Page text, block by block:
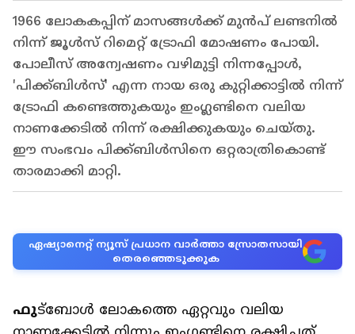
1966 ലോകകപ്പിന് മാസങ്ങൾക്ക് മുൻപ് ലണ്ടനിൽ
നിന്ന് ജൂൾസ് റിമെറ്റ് ട്രോഫി മോഷണം പോയി.
പോലീസ് അന്വേഷണം വഴിമുട്ടി നിന്നപ്പോൾ,
'പിക്ക്ബിൾസ്' എന്ന നായ ഒരു കുറ്റിക്കാട്ടിൽ നിന്ന്
ട്രോഫി കണ്ടെത്തുകയും ഇംഗ്ലണ്ടിനെ വലിയ
നാണക്കേടിൽ നിന്ന് രക്ഷിക്കുകയും ചെയ്തു.
ഈ സംഭവം പിക്ക്ബിൾസിനെ ഒറ്റരാത്രികൊണ്ട്
താരമാക്കി മാറ്റി.
ഏഷ്യാനെറ്റ് ന്യൂസ് പ്രധാന വാർത്താ സ്രോതസായി
തെരഞ്ഞെടുക്കുക
ഫുട്ബോൾ ലോകത്തെ ഏറ്റവും വലിയ